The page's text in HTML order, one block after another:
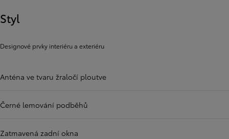
Styl
Designové prvky interiéru a exteriéru
Anténa ve tvaru žraločí ploutve
Černé lemování podběhů
Zatmavená zadní okna